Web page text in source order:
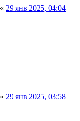
« 29 янв 2025, 04:04
« 29 янв 2025, 03:58